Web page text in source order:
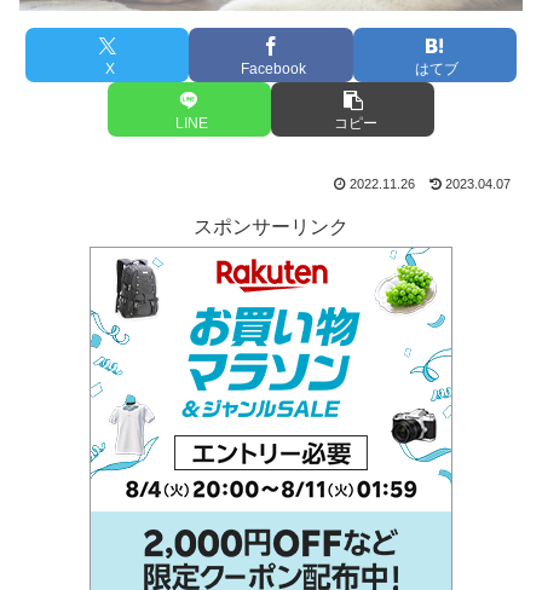
X Facebook はてブ
LINE コピー
2022.11.26 2023.04.07
スポンサーリンク